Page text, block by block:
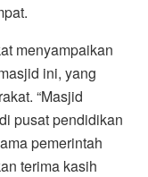
menyampaikan
ini, yang
“Masjid
pusat pendidikan
pemerintah
terima kasih